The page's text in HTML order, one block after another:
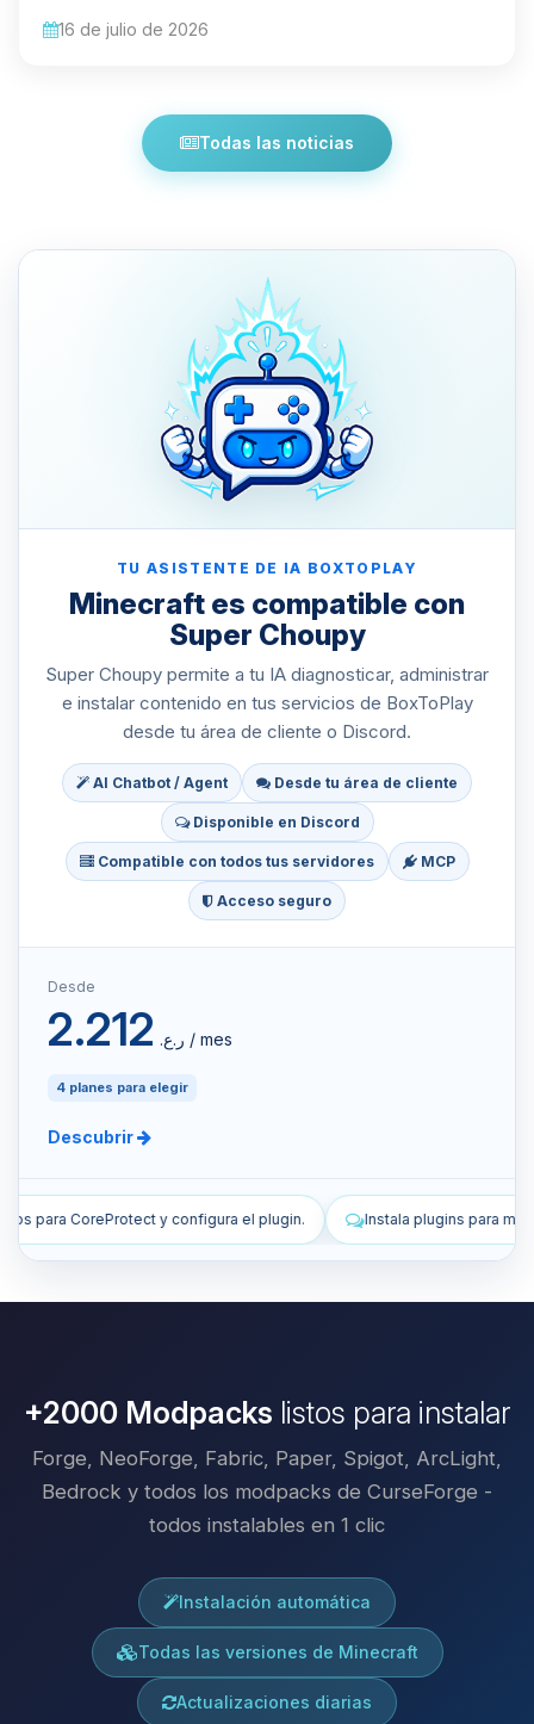
16 de julio de 2026
Todas las noticias
TU ASISTENTE DE IA BOXTOPLAY
Minecraft es compatible con
Super Choupy
Super Choupy permite a tu IA diagnosticar, administrar
e instalar contenido en tus servicios de BoxToPlay
desde tu área de cliente o Discord.
AI Chatbot / Agent Desde tu área de cliente
Disponible en Discord
Compatible con todos tus servidores MCP
Acceso seguro
Desde
2.212 ر.ع.‏ / mes
4 planes para elegir
Descubrir
Instala plugins para mejorar mi servidor. Corrige todos
+2000 Modpacks listos para instalar
Forge, NeoForge, Fabric, Paper, Spigot, ArcLight,
Bedrock y todos los modpacks de CurseForge -
todos instalables en 1 clic
Instalación automática
Todas las versiones de Minecraft
Actualizaciones diarias